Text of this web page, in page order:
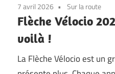
7 avril 2026 Sur la route
Flèche Vélocio
voilà !
La Flèche Vélocio est un